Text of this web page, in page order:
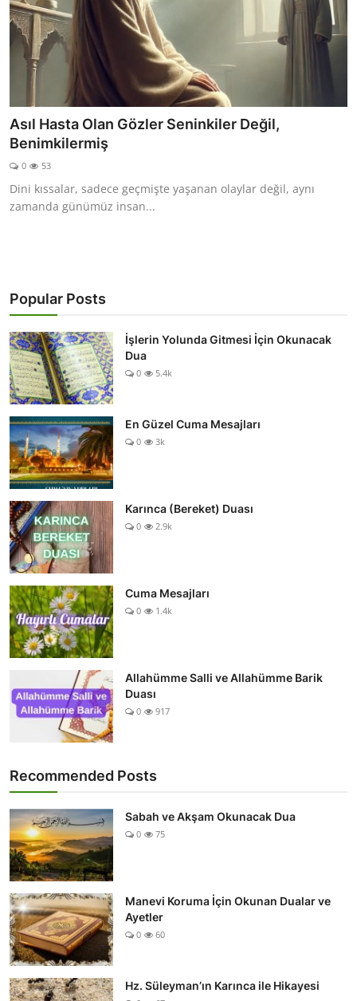
Asıl Hasta Olan Gözler Seninkiler Değil,
Benimkilermiş
0 53
Dini kıssalar, sadece geçmişte yaşanan olaylar değil, aynı
zamanda günümüz insan...
Popular Posts
İşlerin Yolunda Gitmesi İçin Okunacak
Dua
0 5.4k
En Güzel Cuma Mesajları
0 3k
Karınca (Bereket) Duası
0 2.9k
Cuma Mesajları
0 1.4k
Allahümme Salli ve Allahümme Barik
Duası
0 917
Recommended Posts
Sabah ve Akşam Okunacak Dua
0 75
Manevi Koruma İçin Okunan Dualar ve
Ayetler
0 60
Hz. Süleyman’ın Karınca ile Hikayesi